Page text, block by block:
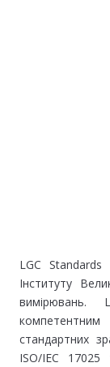
LGC
Інституту
вимірювань.
стандартних
ISO/IEC